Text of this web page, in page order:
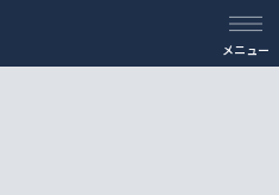
メニュー